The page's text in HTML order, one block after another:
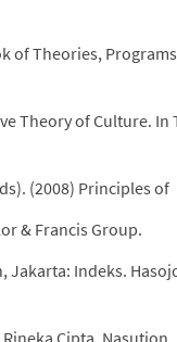
Theories, Programs
Theory of Culture.
(2008) Principles of
& Francis Group.
Jakarta: Indeks.